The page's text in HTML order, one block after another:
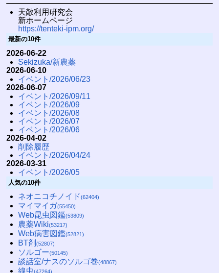
天敵利用研究会
新ホームページ
https://tenteki-ipm.org/
最新の10件
2026-06-22
Sekizuka/新農薬
2026-06-10
イベント/2026/06/23
2026-06-07
イベント/2026/09/11
イベント/2026/09
イベント/2026/08
イベント/2026/07
イベント/2026/06
2026-04-02
削除履歴
イベント/2026/04/24
2026-03-31
イベント/2026/05
人気の10件
ネオニコチノイド(62404)
マイマイガ(55450)
Web昆虫図鑑(53809)
農薬Wiki(53217)
Web病害図鑑(52821)
BT剤 (52807)
ソルゴー(50145)
談話室/ナスのソルゴ巻(48867)
線虫(47264)